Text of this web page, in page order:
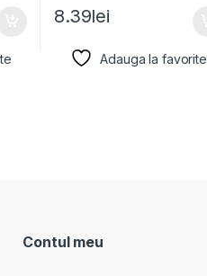
8.39lei
Adauga la favorite
Contul meu